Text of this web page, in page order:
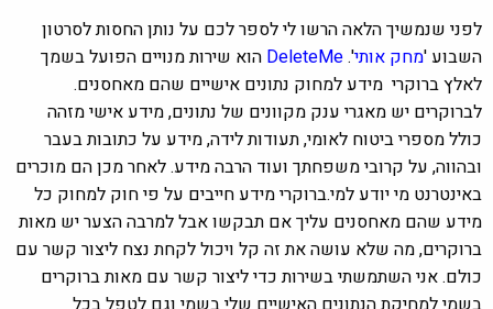
לפני שנמשיך הלאה הרשו לי לספר לכם על נותן החסות לסרטון
השבוע 'מחק אותי'.
DeleteMeהוא שירות מנויים הפועל בשמך
לאלץ ברוקרי מידע למחוק נתונים אישיים שהם מאחסנים.
לברוקרים יש מאגרי ענק מקוונים של נתונים, מידע אישי מזהה
כולל מספרי ביטוח לאומי, תעודות לידה, מידע על כתובות בעבר
ובהווה, על קרובי משפחתך ועוד הרבה מידע. לאחר מכן הם מוכרים
באינטרנט מי יודע למי.ברוקרי מידע חייבים על פי חוק למחוק כל
מידע שהם מאחסנים עליך אם תבקשו אבל למרבה הצער יש מאות
ברוקרים, מה שלא עושה את זה קל ויכול לקחת נצח ליצור קשר עם
כולם. אני השתמשתי בשירות כדי ליצור קשר עם מאות ברוקרים